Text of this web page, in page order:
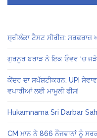
ਸ੍ਰੀਲੰਕਾ ਟੈਸਟ ਸੀਰੀਜ਼:
ਗੁਰਨੂਰ ਬਰਾੜ ਨੇ ਇਕ ਓਵਰ ‘ਚ
ਕੇਂਦਰ ਦਾ ਸਪੱਸ਼ਟੀਕਰਨ: UPI
ਵਪਾਰੀਆਂ ਲਈ ਮਾਮੂਲੀ ਫੀਸ!
Hukamnama Sri Darbar
CM ਮਾਨ ਨੇ 866 ਨੌਜਵਾਨਾਂ ਨੂੰ